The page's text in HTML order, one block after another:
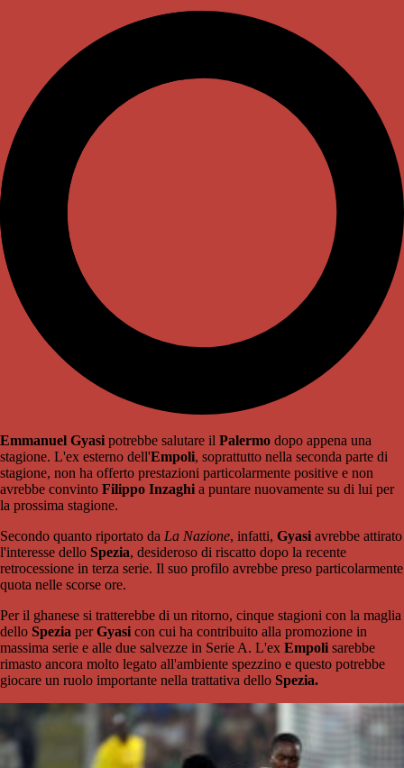
Emmanuel Gyasi potrebbe salutare il Palermo dopo appena una
stagione. L'ex esterno dell'Empoli, soprattutto nella seconda parte di
stagione, non ha offerto prestazioni particolarmente positive e non
avrebbe convinto Filippo Inzaghi a puntare nuovamente su di lui per
la prossima stagione.
Secondo quanto riportato da La Nazione, infatti, Gyasi avrebbe attirato
l'interesse dello Spezia, desideroso di riscatto dopo la recente
retrocessione in terza serie. Il suo profilo avrebbe preso particolarmente
quota nelle scorse ore.
Per il ghanese si tratterebbe di un ritorno, cinque stagioni con la maglia
dello Spezia perGyasi con cui ha contribuito alla promozione in
massima serie e alle due salvezze in Serie A. L'ex Empoli sarebbe
rimasto ancora molto legato all'ambiente spezzino e questo potrebbe
giocare un ruolo importante nella trattativa dello Spezia.